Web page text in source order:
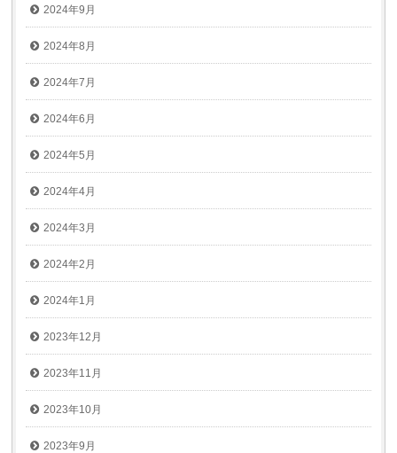
2024年9月
2024年8月
2024年7月
2024年6月
2024年5月
2024年4月
2024年3月
2024年2月
2024年1月
2023年12月
2023年11月
2023年10月
2023年9月